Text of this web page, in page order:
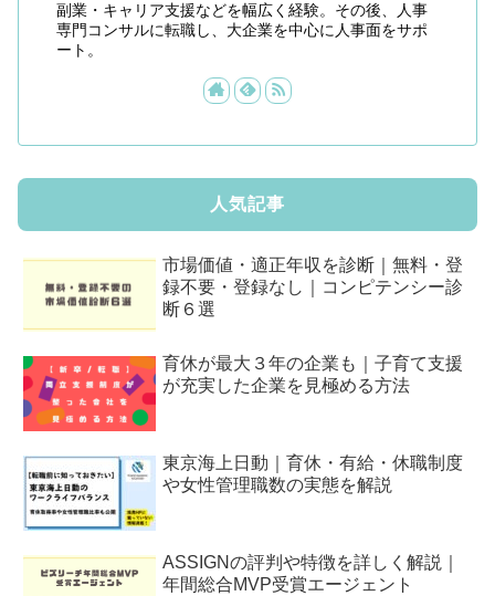
副業・キャリア支援などを幅広く経験。その後、人事
専門コンサルに転職し、大企業を中心に人事面をサポ
ート。
人気記事
市場価値・適正年収を診断｜無料・登
録不要・登録なし｜コンピテンシー診
断６選
育休が最大３年の企業も｜子育て支援
が充実した企業を見極める方法
東京海上日動｜育休・有給・休職制度
や女性管理職数の実態を解説
ASSIGNの評判や特徴を詳しく解説｜
年間総合MVP受賞エージェント